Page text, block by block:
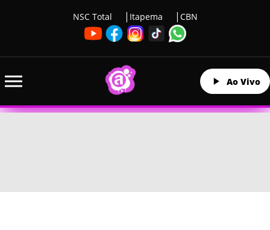
NSC Total Itapema CBN
Ao Vivo